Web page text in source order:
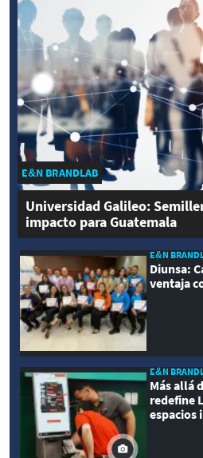
E&N BRANDLAB
Universidad Galileo:
impacto para Guatemala
E&N
Diunsa:
ventaja
E&N
Más allá
redefine
espacios